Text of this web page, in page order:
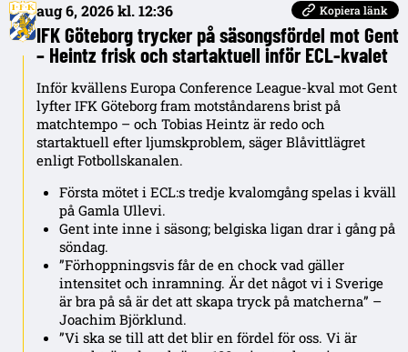
aug 6, 2026 kl. 12:36 Kopiera länk
IFK Göteborg trycker på säsongsfördel mot Gent
– Heintz frisk och startaktuell inför ECL-kvalet
Inför kvällens Europa Conference League-kval mot Gent
lyfter IFK Göteborg fram motståndarens brist på
matchtempo – och Tobias Heintz är redo och
startaktuell efter ljumskproblem, säger Blåvittlägret
enligt Fotbollskanalen.
Första mötet i ECL:s tredje kvalomgång spelas i kväll
på Gamla Ullevi.
Gent inte inne i säsong; belgiska ligan drar i gång på
söndag.
”Förhoppningsvis får de en chock vad gäller
intensitet och inramning. Är det något vi i Sverige
är bra på så är det att skapa tryck på matcherna” –
Joachim Björklund.
”Vi ska se till att det blir en fördel för oss. Vi är